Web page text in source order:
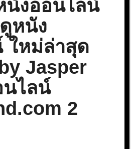
นังออนไลน์
หนัง
ใหม่ล่าสุด
Jasper
ไลน์
2